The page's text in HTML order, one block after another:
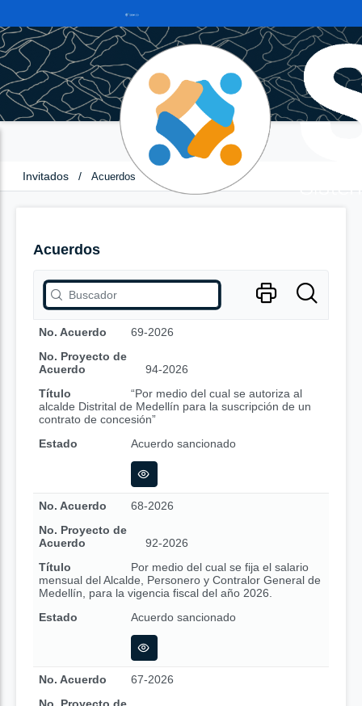
Invitados / Acuerdos
Acuerdos
No. Acuerdo
69-2026
No. Proyecto de
Acuerdo
94-2026
Título
“Por medio del cual se autoriza al
alcalde Distrital de Medellín para la suscripción de un
contrato de concesión”
Estado
Acuerdo sancionado
No. Acuerdo
68-2026
No. Proyecto de
Acuerdo
92-2026
Título
Por medio del cual se fija el salario
mensual del Alcalde, Personero y Contralor General de
Medellín, para la vigencia fiscal del año 2026.
Estado
Acuerdo sancionado
No. Acuerdo
67-2026